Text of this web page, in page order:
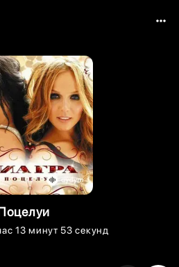
13 минут 53 секунд